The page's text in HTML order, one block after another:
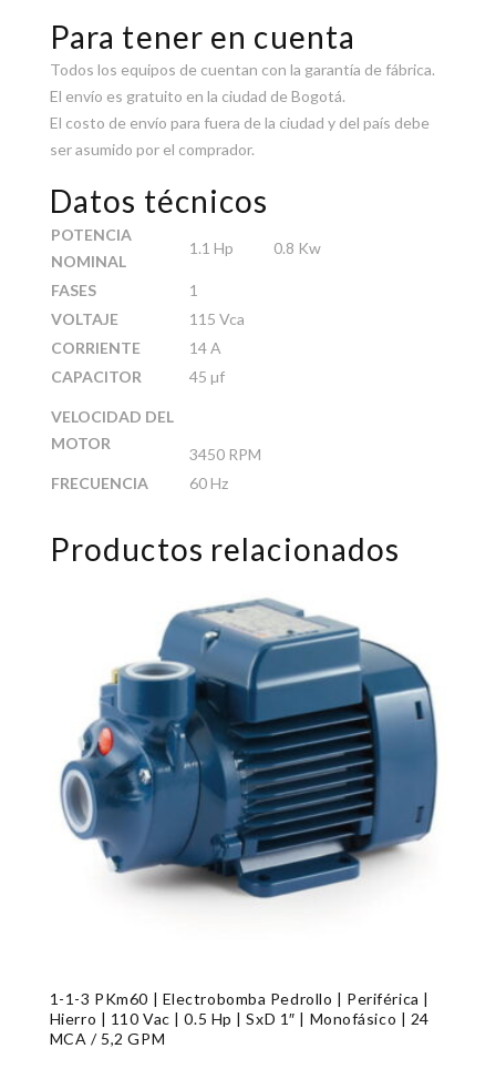
Para tener en cuenta
Todos los equipos de cuentan con la garantía de fábrica.
El envío es gratuito en la ciudad de Bogotá.
El costo de envío para fuera de la ciudad y del país debe
ser asumido por el comprador.
Datos técnicos
POTENCIA
NOMINAL
1.1 Hp 0.8 Kw
FASES
1
VOLTAJE
115 Vca
CORRIENTE
14 A
CAPACITOR
45 µf
VELOCIDAD DEL
MOTOR
3450 RPM
FRECUENCIA
60 Hz
Productos relacionados
1-1-3 PKm60 | Electrobomba Pedrollo | Periférica |
Hierro | 110 Vac | 0.5 Hp | SxD 1″ | Monofásico | 24
MCA / 5,2 GPM